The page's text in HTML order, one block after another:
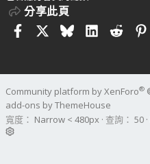
分享此頁
FacebookBlueskyLinkedIn
Community platform by XenForo®
add-ons by ThemeHouse
寬度
查詢 50